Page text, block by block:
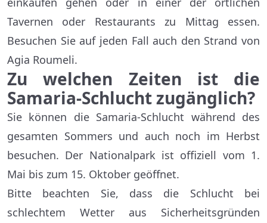
Tavernen oder Restaurants zu Mittag essen.
Besuchen Sie auf jeden Fall auch den Strand von
Agia Roumeli.
Zu welchen Zeiten ist die
Samaria-Schlucht zugänglich?
Sie können die Samaria-Schlucht während des
gesamten Sommers und auch noch im Herbst
besuchen. Der Nationalpark ist offiziell vom 1.
Mai bis zum 15. Oktober geöffnet.
Bitte beachten Sie, dass die Schlucht bei
schlechtem Wetter aus Sicherheitsgründen